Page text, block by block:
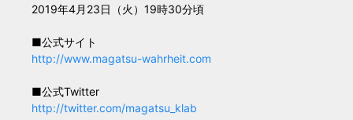
2019年4月23日（火）19時30分頃
■公式サイト
http://www.magatsu-wahrheit.com
■公式Twitter
http://twitter.com/magatsu_klab